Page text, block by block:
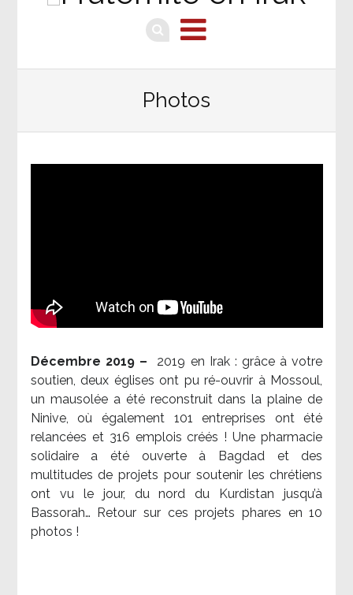
Photos
Décembre 2019 – 2019 en Irak : grâce à votre
soutien, deux églises ont pu ré-ouvrir à Mossoul,
un mausolée a été reconstruit dans la plaine de
Ninive, où également 101 entreprises ont été
relancées et 316 emplois créés ! Une pharmacie
solidaire a été ouverte à Bagdad et des
multitudes de projets pour soutenir les chrétiens
ont vu le jour, du nord du Kurdistan jusqu’à
Bassorah… Retour sur ces projets phares en 10
photos !